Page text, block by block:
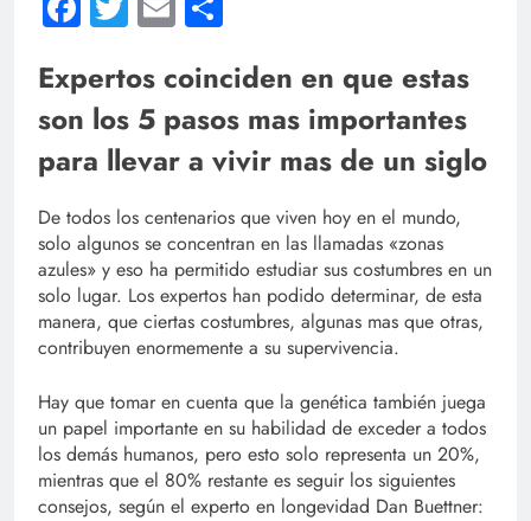
Expertos coinciden en que estas
son los 5 pasos mas importantes
para llevar a vivir mas de un siglo
De todos los centenarios que viven hoy en el mundo,
solo algunos se concentran en las llamadas «zonas
azules» y eso ha permitido estudiar sus costumbres en un
solo lugar. Los expertos han podido determinar, de esta
manera, que ciertas costumbres, algunas mas que otras,
contribuyen enormemente a su supervivencia.
Hay que tomar en cuenta que la genética también juega
un papel importante en su habilidad de exceder a todos
los demás humanos, pero esto solo representa un 20%,
mientras que el 80% restante es seguir los siguientes
consejos, según el experto en longevidad Dan Buettner: